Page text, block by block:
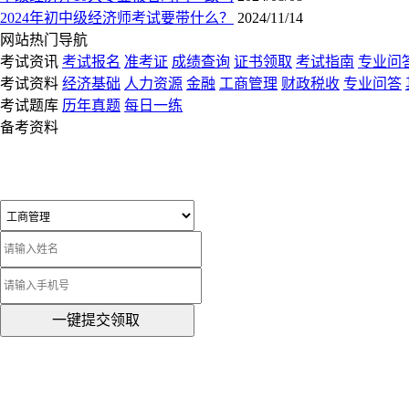
2024年初中级经济师考试要带什么？
2024/11/14
网站热门导航
考试资讯 考试报名 准考证 成绩查询 证书领取 考试指南 专业问
考试资料 经济基础 人力资源 金融 工商管理 财政税收 专业问答
考试题库 历年真题 每日一练
备考资料
一键提交领取